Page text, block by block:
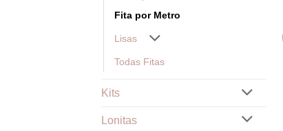
Fita por Metro
Lisas
Todas Fitas
Kits
Lonitas